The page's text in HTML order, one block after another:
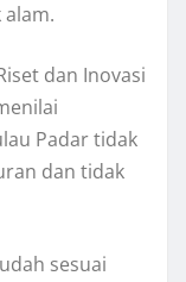
dan Inovasi
Padar tidak
dan tidak
sesuai